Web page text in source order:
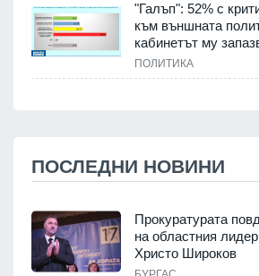
"Галъп": 52% с
към външната
кабинетът му
ПОЛИТИКА
ПОСЛЕДНИ НОВИНИ
Прокуратурата
на областния
Христо Широков